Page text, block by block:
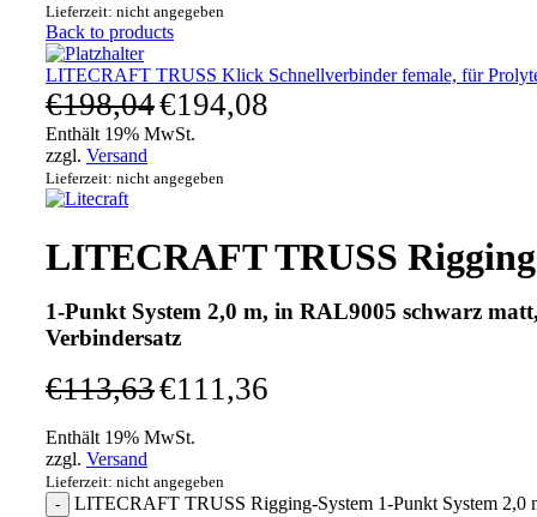
Lieferzeit: nicht angegeben
Back to products
LITECRAFT TRUSS Klick Schnellverbinder female, für
€198,04€194,08
Enthält 19% MwSt.
zzgl. Versand
Lieferzeit: nicht angegeben
LITECRAFT TRUSS
1-Punkt System 2,0 m, in RAL9005 schwarz
Verbindersatz
€113,63€111,36
Enthält 19% MwSt.
zzgl. Versand
Lieferzeit: nicht angegeben
LITECRAFT TRUSS Rigging-System 1-Punkt System 2,0